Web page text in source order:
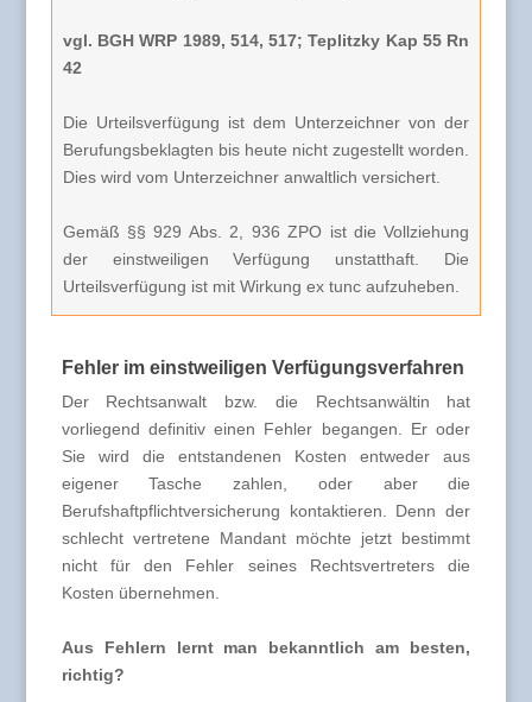
vgl. BGH WRP 1989, 514, 517; Teplitzky Kap 55 Rn
42
Die Urteilsverfügung ist dem Unterzeichner von der
Berufungsbeklagten bis heute nicht zugestellt worden.
Dies wird vom Unterzeichner anwaltlich versichert.
Gemäß §§ 929 Abs. 2, 936 ZPO ist die Vollziehung
der einstweiligen Verfügung unstatthaft. Die
Urteilsverfügung ist mit Wirkung ex tunc aufzuheben.
Fehler im einstweiligen Verfügungsverfahren
Der Rechtsanwalt bzw. die Rechtsanwältin hat
vorliegend definitiv einen Fehler begangen. Er oder
Sie wird die entstandenen Kosten entweder aus
eigener Tasche zahlen, oder aber die
Berufshaftpflichtversicherung kontaktieren. Denn der
schlecht vertretene Mandant möchte jetzt bestimmt
nicht für den Fehler seines Rechtsvertreters die
Kosten übernehmen.
Aus Fehlern lernt man bekanntlich am besten,
richtig?